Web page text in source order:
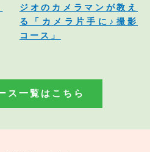
ジオのカメラマンが教え
る「カメラ片手に♪撮影
コース」
ス一覧はこちら